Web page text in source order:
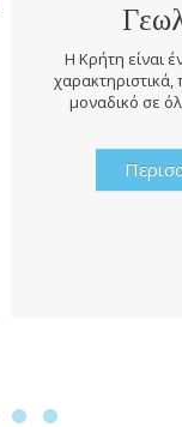
Η Κρήτη είναι
μοναδικό σε